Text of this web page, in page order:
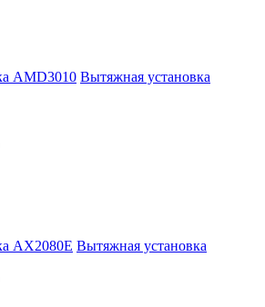
Вытяжная установка
Вытяжная установка